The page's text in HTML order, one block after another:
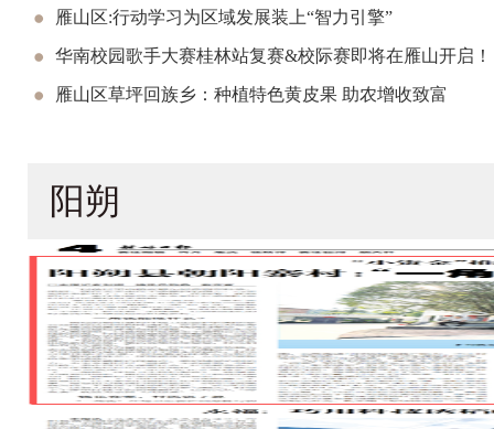
雁山区:行动学习为区域发展装上“智力引擎”
华南校园歌手大赛桂林站复赛&校际赛即将在雁山开启！
雁山区草坪回族乡：种植特色黄皮果 助农增收致富
阳朔